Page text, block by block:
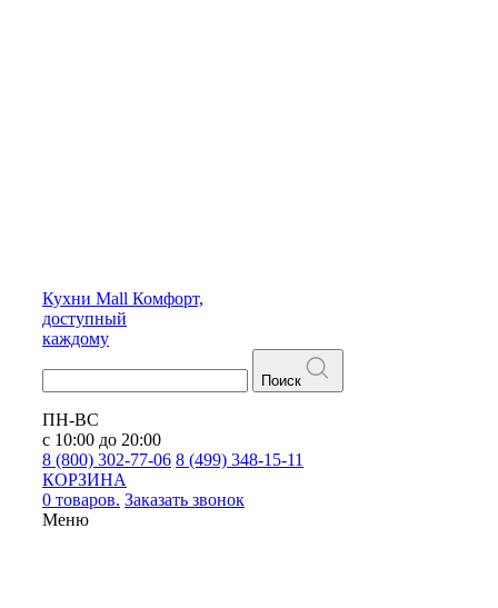
Кухни Mall Комфорт,
доступный
каждому
Поиск
ПН-ВС
с 10:00 до 20:00
8 (800) 302-77-06 8 (499) 348-15-11
КОРЗИНА
0 товаров. Заказать звонок
Меню